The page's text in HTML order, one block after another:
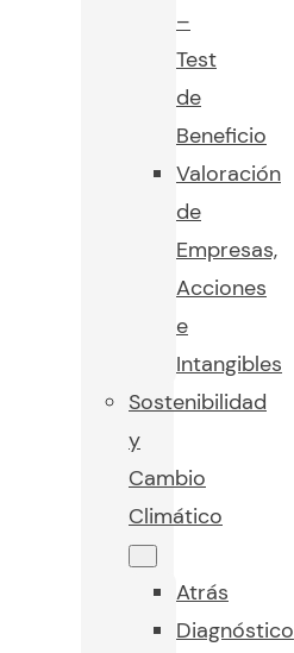
–
Test
de
Beneficio
Valoración
de
Empresas,
Acciones
e
Intangibles
Sostenibilidad
y
Cambio
Climático
Atrás
Diagnóstico